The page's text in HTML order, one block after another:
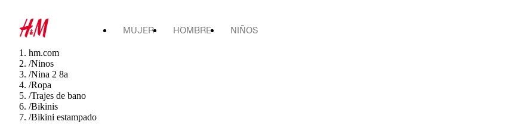
MUJER HOMBRE NIÑOS
hm.com
/Ninos
/Nina 2 8a
/Ropa
/Trajes de bano
/Bikinis
/Bikini estampado